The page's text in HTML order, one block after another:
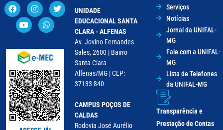
UNIDADE
EDUCACIONAL SANTA
CLARA - ALFENAS
Av. Jovino Fernandes
Sales, 2600 | Bairro
Santa Clara
Alfenas/MG | CEP:
37133-840
CAMPUS POÇOS DE
CALDAS
Rodovia José Aurélio
Serviços
Notícias
Jornal da UNIFAL-
MG
Fale com a UNIFAL-
MG
Lista de Telefones
da UNIFAL-MG
Transparência e
Prestação de Contas